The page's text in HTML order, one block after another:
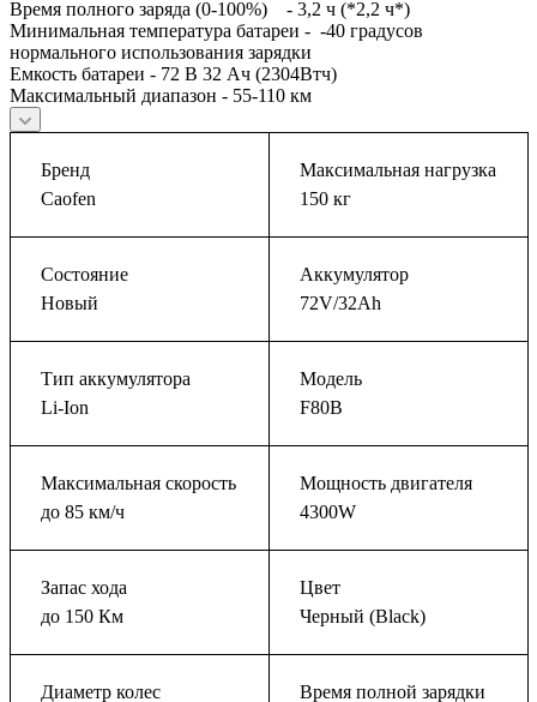
Время полного заряда (0-100%) - 3,2 ч (*2,2 ч*)
Минимальная температура батареи - -40 градусов
нормального использования зарядки
Емкость батареи - 72 В 32 Ач (2304Втч)
Максимальный диапазон - 55-110 км
Бренд
Caofen
Максимальная нагрузка
150 кг
Состояние
Новый
Аккумулятор
72V/32Ah
Тип аккумулятора
Li-Ion
Модель
F80B
Максимальная скорость
до 85 км/ч
Мощность двигателя
4300W
Запас хода
до 150 Км
Цвет
Черный (Black)
Диаметр колес Время полной зарядки